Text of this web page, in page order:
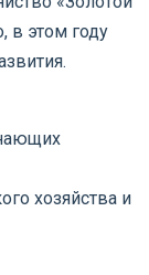
в этом году
хозяйства и